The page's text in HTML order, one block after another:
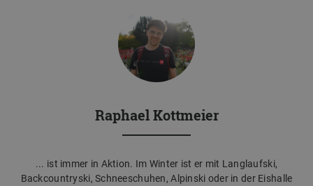
Raphael Kottmeier
... ist immer in Aktion. Im Winter ist er mit Langlaufski,
Backcountryski, Schneeschuhen, Alpinski oder in der Eishalle